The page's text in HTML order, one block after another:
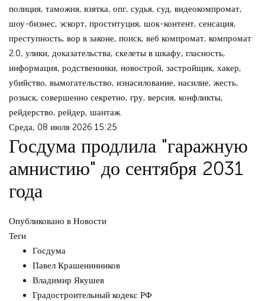
полиция, таможня, взятка, опг, судья, суд, видеокомпромат,
шоу-бизнес, эскорт, проституция, шок-контент, сенсация,
преступность, вор в законе, поиск, веб компромат, компромат
2.0, улики, доказательства, скелеты в шкафу, гласность,
информация, родственники, новострой, застройщик, хакер,
убийство, вымогательство, изнасилование, насилие, жесть,
розыск, совершенно секретно, гру, версия, конфликты,
рейдерство, рейдер, шантаж.
Среда, 08 июля 2026 15:25
Госдума продлила "гаражную
амнистию" до сентября 2031
года
Опубликовано в Новости
Теги
Госдума
Павел Крашенинников
Владимир Якушев
Градостроительный кодекс РФ